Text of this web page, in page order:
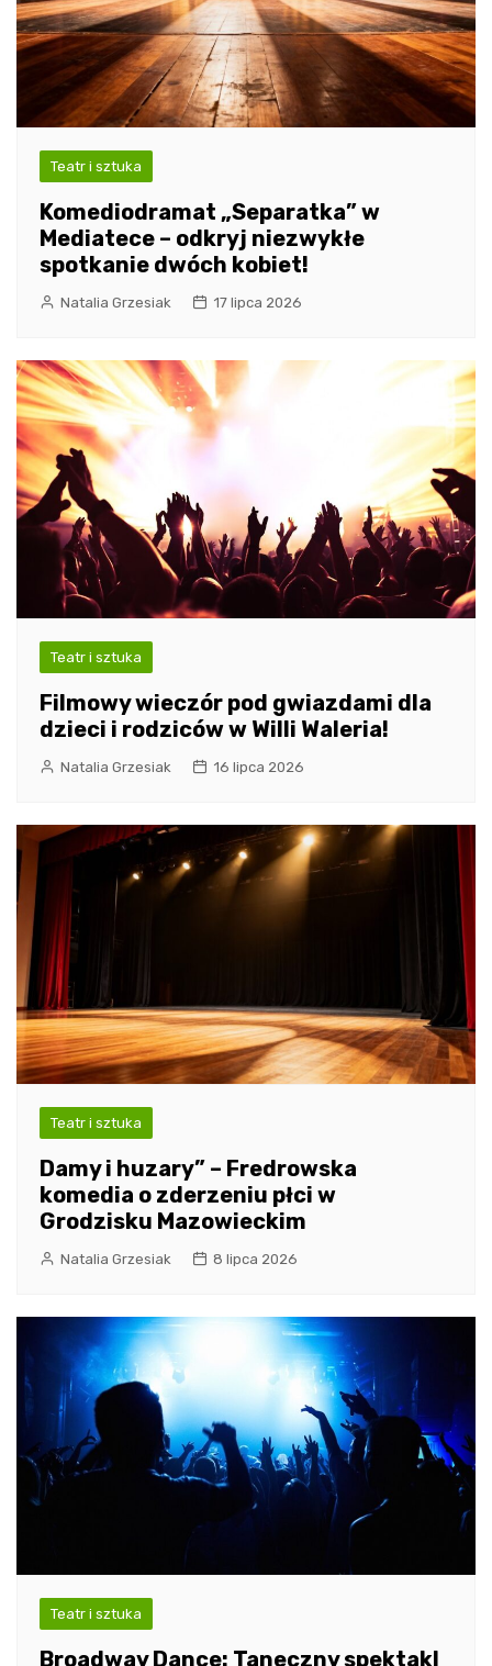
Teatr i sztuka
Komediodramat „Separatka” w
Mediatece – odkryj niezwykłe
spotkanie dwóch kobiet!
Natalia Grzesiak 17 lipca 2026
Teatr i sztuka
Filmowy wieczór pod gwiazdami dla
dzieci i rodziców w Willi Waleria!
Natalia Grzesiak 16 lipca 2026
Teatr i sztuka
Damy i huzary” – Fredrowska
komedia o zderzeniu płci w
Grodzisku Mazowieckim
Natalia Grzesiak 8 lipca 2026
Teatr i sztuka
Broadway Dance: Taneczny spektakl